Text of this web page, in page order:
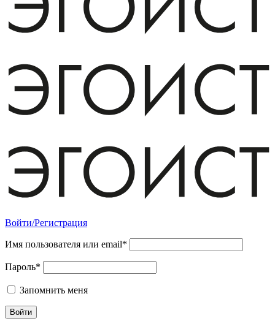
Войти/Регистрация
Имя пользователя или email*
Пароль*
Запомнить меня